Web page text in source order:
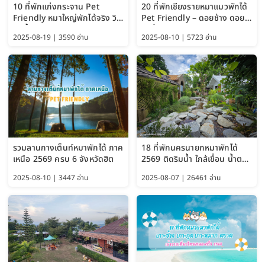
10 ที่พักแก่งกระจาน Pet
Friendly หมาใหญ่พักได้จริง วิว
2025-08-19 | 3590 อ่าน
20 ที่พักเชียงรายหมาแมวพักได้
Pet Friendly – ดอยช้าง ดอย
2025-08-10 | 5723 อ่าน
รวมลานกางเต็นท์หมาพักได้ ภาค
เหนือ 2569 ครบ 6 จังหวัดฮิต
2025-08-10 | 3447 อ่าน
18 ที่พักนครนายกหมาพักได้
2569 ติดริมน้ำ ใกล้เขื่อน น้ำตก
ได้
2025-08-07 | 26461 อ่าน